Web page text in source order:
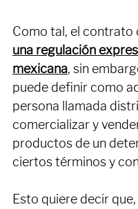
Como tal, el
una regulación
mexicana, sin
puede definir como
persona llamada
comercializar y
productos de un